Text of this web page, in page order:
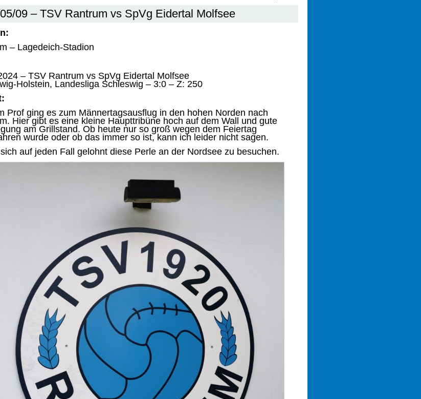
09 – TSV Rantrum vs SpVg Eidertal Molfsee
– Lagedeich-Stadion
– TSV Rantrum vs SpVg Eidertal Molfsee
Holstein, Landesliga Schleswig – 3:0 – Z: 250
Prof ging es zum Männertagsausflug in den hohen Norden nach
Hier gibt es eine kleine Haupttribüne hoch auf dem Wall und gute
am Grillstand. Ob heute nur so groß wegen dem Feiertag
wurde oder ob das immer so ist, kann ich leider nicht sagen.
auf jeden Fall gelohnt diese Perle an der Nordsee zu besuchen.